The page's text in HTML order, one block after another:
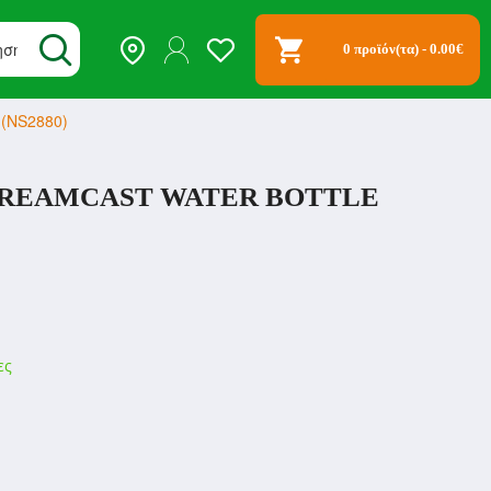
0 προϊόν(τα) - 0.00€
WATER BOTTLE